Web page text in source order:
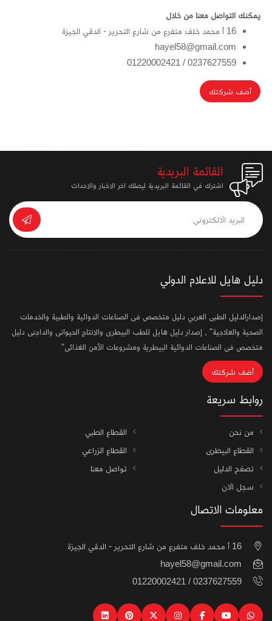
يمكنك التواصل معنا من خلال
16 أ محمد خلف متفرع من شارع التحرير - الدقي الجيزة
hayel58@gmail.com
0237627559 / 01220002421
أضف شركتك
القائمة البريدية
اشترك في القائمة البريدية ليصلك اخر الاخبار والاحداث
دليل هايل للاعلام الدولي
إصدارالدليل الطبى العربي دليل متخصص فى الصناعات الدوائية والطبية والخدمات
الصحية والعلاجية" , إصدار دليل هايل للطب البيطرى والانتاج الحيوانى والداجنى دليل
متخصص فى الصناعات الدوائية البيطرية ومشروعات الأمن الغذائى"
أضف شركتك
روابط سريعة
من نحن
القطاع الطبي
القطاع البيطرى
القطاع الزراعي
تصفح الدليل
تواصل معنا
سجل الان
معلومات الاتصال
16 أ محمد خلف متفرع من شارع التحرير - الدقي الجيزة
hayel58@gmail.com
0237627559 / 01220002421